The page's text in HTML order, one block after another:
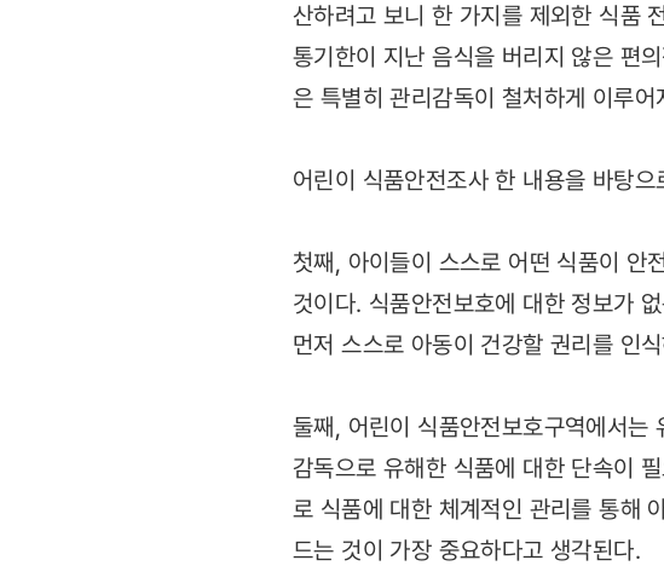
산하려고 보니 한 가지를 제외한 식품
통기한이 지난 음식을 버리지 않은 편
은 특별히 관리감독이 철처하게 이루
어린이 식품안전조사 한 내용을 바탕
첫째, 아이들이 스스로 어떤 식품이 안
것이다. 식품안전보호에 대한 정보가
먼저 스스로 아동이 건강할 권리를 인
둘째, 어린이 식품안전보호구역에서는
감독으로 유해한 식품에 대한 단속이
로 식품에 대한 체계적인 관리를 통해
드는 것이 가장 중요하다고 생각된다.